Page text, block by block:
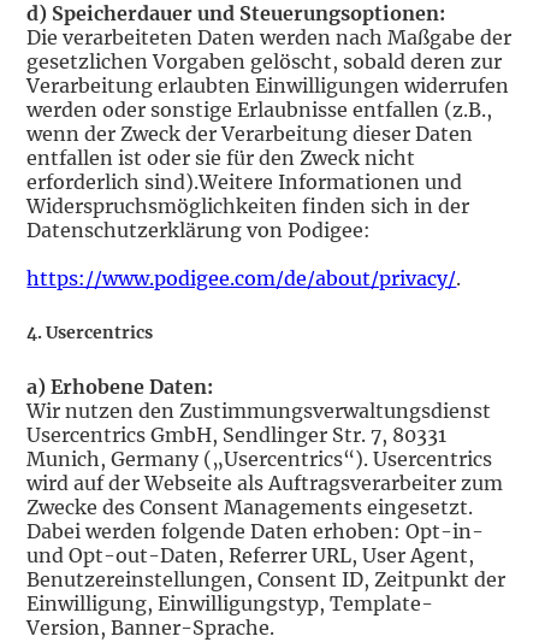
d) Speicherdauer und Steuerungsoptionen:
Die verarbeiteten Daten werden nach Maßgabe der
gesetzlichen Vorgaben gelöscht, sobald deren zur
Verarbeitung erlaubten Einwilligungen widerrufen
werden oder sonstige Erlaubnisse entfallen (z.B.,
wenn der Zweck der Verarbeitung dieser Daten
entfallen ist oder sie für den Zweck nicht
erforderlich sind).Weitere Informationen und
Widerspruchsmöglichkeiten finden sich in der
Datenschutzerklärung von Podigee:
https://www.podigee.com/de/about/privacy/.
4. Usercentrics
a) Erhobene Daten:
Wir nutzen den Zustimmungsverwaltungsdienst
Usercentrics GmbH, Sendlinger Str. 7, 80331
Munich, Germany („Usercentrics“). Usercentrics
wird auf der Webseite als Auftragsverarbeiter zum
Zwecke des Consent Managements eingesetzt.
Dabei werden folgende Daten erhoben: Opt-in-
und Opt-out-Daten, Referrer URL, User Agent,
Benutzereinstellungen, Consent ID, Zeitpunkt der
Einwilligung, Einwilligungstyp, Template-
Version, Banner-Sprache.